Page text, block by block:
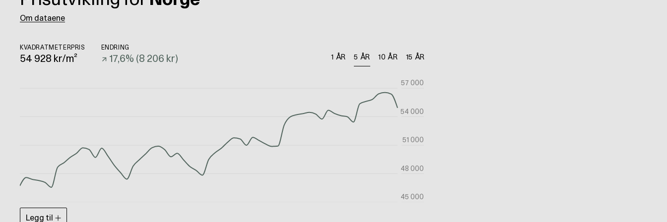
Om dataene
1 ÅR 5 ÅR 10 ÅR 15 ÅR
KVADRATMETERPRIS
54 928 kr/m²
ENDRING
↗ 17,6% (8 206 kr)
45 000
48 000
51 000
54 000
57 000
Legg til